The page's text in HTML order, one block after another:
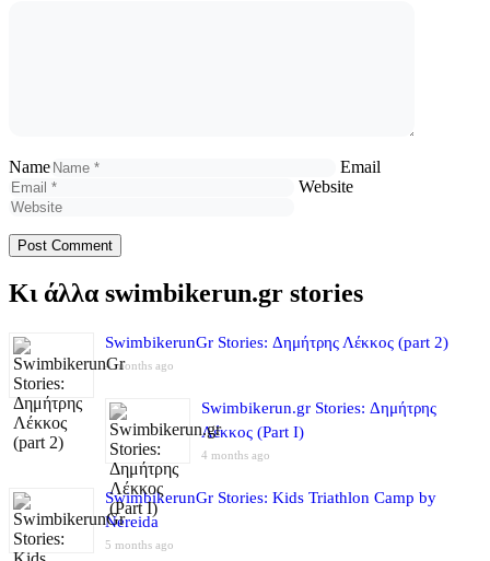
Name
Email
Website
Κι άλλα swimbikerun.gr stories
SwimbikerunGr Stories: Δημήτρης Λέκκος (part 2)
4 months ago
Swimbikerun.gr Stories: Δημήτρης
Λέκκος (Part I)
4 months ago
SwimbikerunGr Stories: Kids Triathlon Camp by
Nereida
5 months ago